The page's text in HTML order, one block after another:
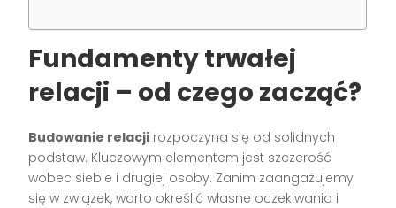
Fundamenty trwałej
relacji – od czego zacząć?
Budowanie relacji rozpoczyna się od solidnych
podstaw. Kluczowym elementem jest szczerość
wobec siebie i drugiej osoby. Zanim zaangażujemy
się w związek, warto określić własne oczekiwania i